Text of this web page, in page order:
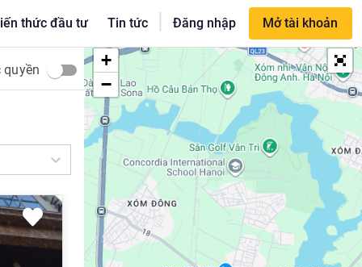
thức đầu tư Tin tức | Đăng nhập Mở tài khoản
+
−